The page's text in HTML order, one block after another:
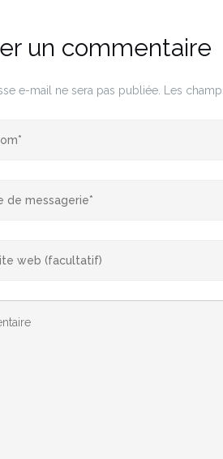
un commentaire
e-mail ne sera pas publiée. Les